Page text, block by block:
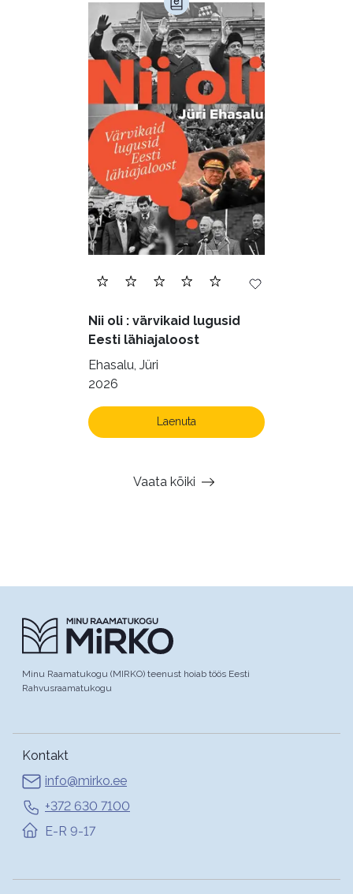
Nii oli : värvikaid lugusid
Eesti lähiajaloost
Ehasalu, Jüri
2026
Laenuta
Vaata kõiki
Minu Raamatukogu (MIRKO) teenust hoiab töös Eesti
Rahvusraamatukogu
Kontakt
info@mirko.ee
+372 630 7100
E-R 9-17